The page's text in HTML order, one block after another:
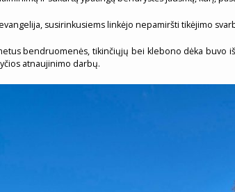
susirinkusiems linkėjo nepamiršti tikėjimo
bendruomenės, tikinčiųjų bei klebono dėka buvo
atnaujinimo darbų.